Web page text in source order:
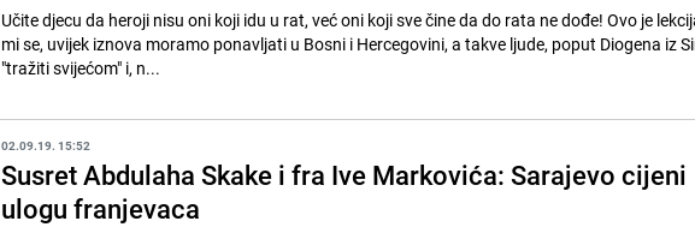
Učite djecu da heroji nisu oni koji idu u rat, već oni koji sve čine da do rata ne dođe! Ovo je
mi se, uvijek iznova moramo ponavljati u Bosni i Hercegovini, a takve ljude, poput Diogena iz
"tražiti svijećom" i, n...
02.09.19. 15:52
Susret Abdulaha Skake i fra Ive Markovića: Sarajevo cijeni
ulogu franjevaca